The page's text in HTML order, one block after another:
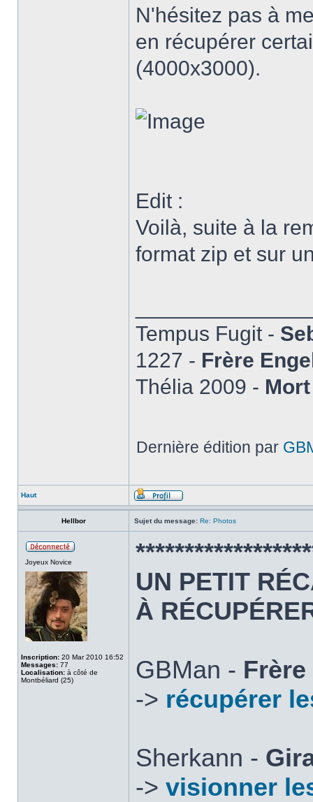
N'hésitez pas à
en récupérer
(4000x3000).
Edit :
Voilà, suite à la
format zip et sur
Tempus Fugit -
1227 - Frère
Thélia 2009 -
Dernière édition par
Haut
Hellbor Sujet du message: Re: Photos
Joyeux Novice
Inscription: 20 Mar 2010 16:52
Messages: 77
Localisation: à côté de
Montbéliard (25)
UN PETIT
À
GBMan -
-> récupérer
Sherkann -
-> visionner